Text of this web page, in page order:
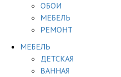
ОБОИ
МЕБЕЛЬ
РЕМОНТ
МЕБЕЛЬ
ДЕТСКАЯ
ВАННАЯ